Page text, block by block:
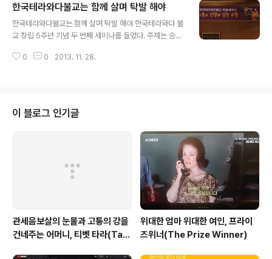
지는 70여키로 1시간 5분이 네비에 찍혔다. 일요일 오전
은 막히지 않는다. 오전 7시 반에 집에서 출발했다. 새로 건
설된 화성-평택 고속도로를 이용했다. 막힘없이 제한 최고
리랑카 불자들 행사장은 마하위하라 사원과 가까이 있다.
한국테라와다불교는 함께 살며 탁발 해야
한국테라와다불교는 함께 살며 탁발 해야 한국테라와다 불
교 창립 5주년 기념 두 번째 세미나를 들었다. 주제는 승가
교수이다. 세미나 제목은 ‘초기불교 상가(Sangha)의 조직
일부는 보조 의자를 가져다 놓고 들었다. 왜 이렇게 관심이
많은 것일까? 불교관련 신문사이트에서 팝업창으로 몇 일
전부터 광고해서 알게 되었지만 분명한 사실은 테라와다불
교에 대한 기대 때문일 것이라 생각된다. 그 동안 뜻있는 불
자들은 기존 한국불교 지도부의 행태에 대하여 실망하였
다. 특히 조계종의 권승들의 행태에..
0 0 2013. 11. 28.
이 블로그 인기글
관세음보살의 눈물과 고통의 강을
건네주는 어머니, 티벳 타라(Tar
위대한 엄마 위대한 여인, 프라이
즈위너(The Prize Winner)